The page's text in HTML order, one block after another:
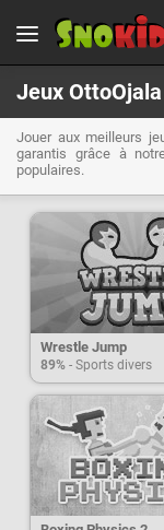
Jeux OttoOjala
Jouer aux meilleurs
garantis grâce à
populaires.
Wrestle Jump
89% - Sports divers